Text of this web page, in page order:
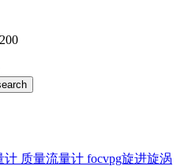
计 质量流量计 focvpg旋进旋涡